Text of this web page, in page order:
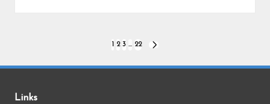
paginering
2 3 … 22
Links